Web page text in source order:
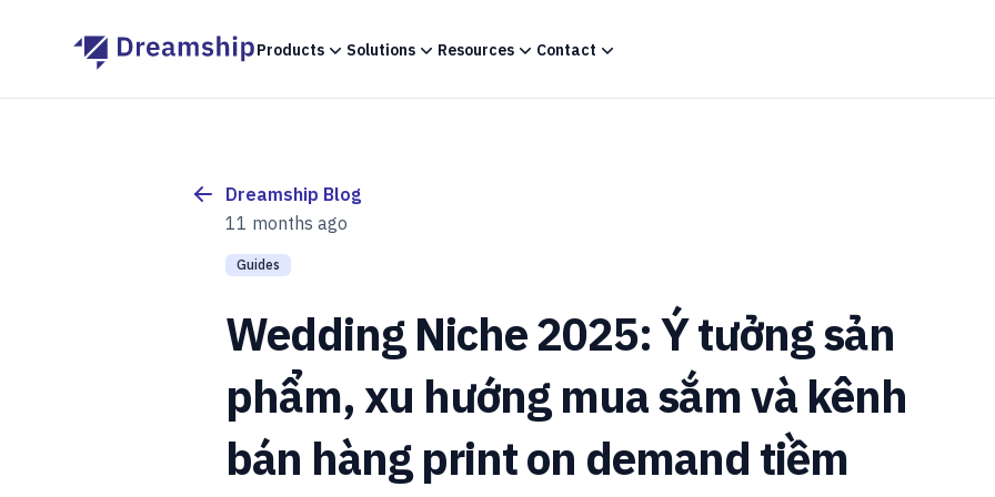
Products Solutions Resources Contact
Dreamship Blog
11 months ago
Guides
Wedding Niche 2025: Ý tưởng sản
phẩm, xu hướng mua sắm và kênh
bán hàng print on demand tiềm